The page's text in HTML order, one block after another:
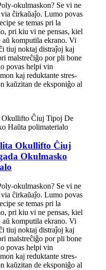
okulmaskon? Se vi ne
ĉirkaŭaĵo. Lumo povas
se temas pri la
pri kiu vi ne pensas, kiel
komputila ekrano. Vi
tiuj noktaj distraĵoj kaj
malstreĉiĝo por pli bone
povas helpi vin
kaj reduktante stres-
kaŭzitan de eksponiĝo al
Okullifto Ĉiuj
Okulmasko
okulmaskon? Se vi ne
ĉirkaŭaĵo. Lumo povas
se temas pri la
pri kiu vi ne pensas, kiel
komputila ekrano. Vi
tiuj noktaj distraĵoj kaj
malstreĉiĝo por pli bone
povas helpi vin
kaj reduktante stres-
kaŭzitan de eksponiĝo al